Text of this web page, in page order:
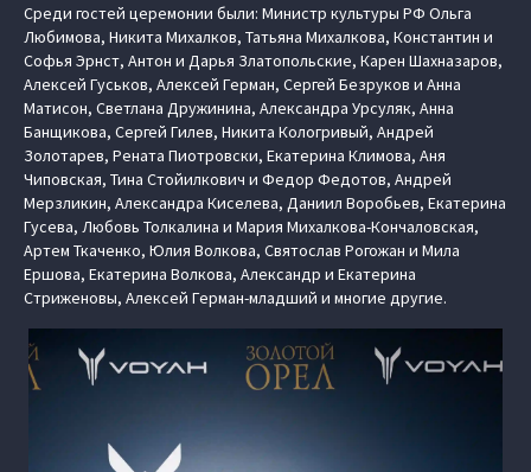
Среди гостей церемонии были: Министр культуры РФ Ольга
Любимова, Никита Михалков, Татьяна Михалкова, Константин и
Софья Эрнст, Антон и Дарья Златопольские, Карен Шахназаров,
Алексей Гуськов, Алексей Герман, Сергей Безруков и Анна
Матисон, Светлана Дружинина, Александра Урсуляк, Анна
Банщикова, Сергей Гилев, Никита Кологривый, Андрей
Золотарев, Рената Пиотровски, Екатерина Климова, Аня
Чиповская, Тина Стойилкович и Федор Федотов, Андрей
Мерзликин, Александра Киселева, Даниил Воробьев, Екатерина
Гусева, Любовь Толкалина и Мария Михалкова-Кончаловская,
Артем Ткаченко, Юлия Волкова, Святослав Рогожан и Мила
Ершова, Екатерина Волкова, Александр и Екатерина
Стриженовы, Алексей Герман-младший и многие другие.